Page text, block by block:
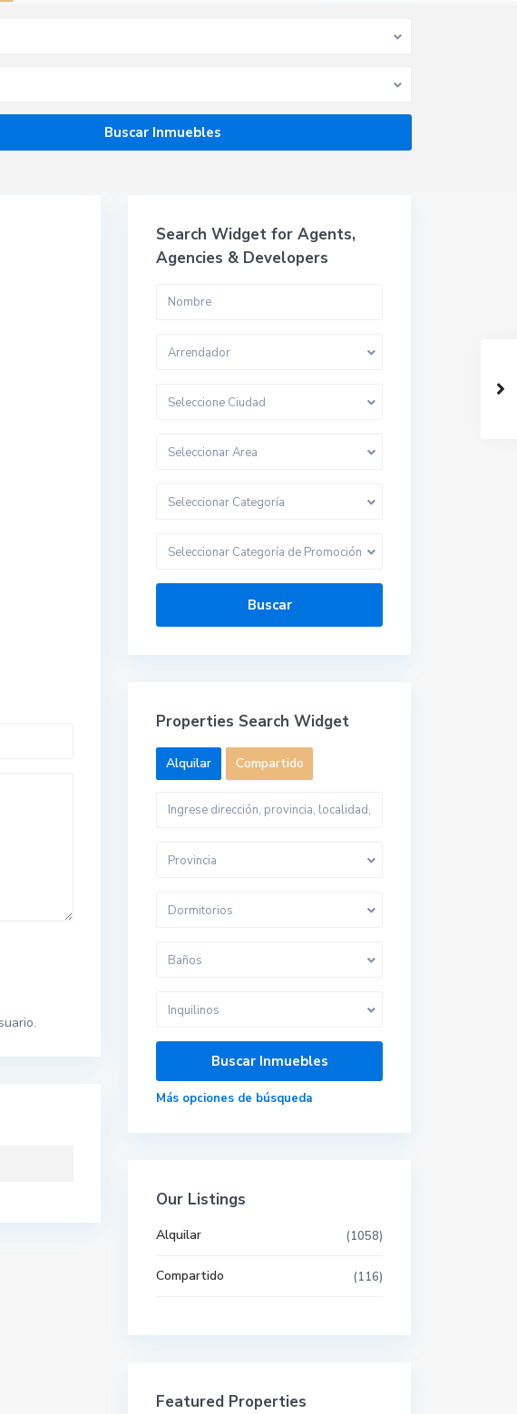
Search Widget for Agents,
Agencies & Developers
Arrendador
Seleccione Ciudad
Seleccionar Area
Seleccionar Categoría
Seleccionar Categoría de Promoción
Buscar
Properties Search Widget
Alquilar Compartido
Provincia
Dormitorios
Baños
Inquilinos
Más opciones de búsqueda
Our Listings
Alquilar (1058)
Compartido (116)
Featured Properties